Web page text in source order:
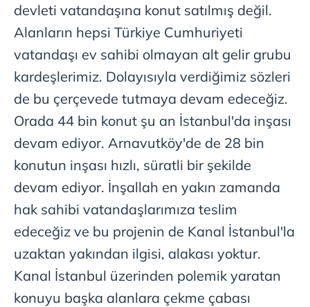
devleti vatandaşına konut satılmış değil.
Alanların hepsi Türkiye Cumhuriyeti
vatandaşı ev sahibi olmayan alt gelir grubu
kardeşlerimiz. Dolayısıyla verdiğimiz sözleri
de bu çerçevede tutmaya devam edeceğiz.
Orada 44 bin konut şu an İstanbul'da inşası
devam ediyor. Arnavutköy'de de 28 bin
konutun inşası hızlı, süratli bir şekilde
devam ediyor. İnşallah en yakın zamanda
hak sahibi vatandaşlarımıza teslim
edeceğiz ve bu projenin de Kanal İstanbul'la
uzaktan yakından ilgisi, alakası yoktur.
Kanal İstanbul üzerinden polemik yaratan
konuyu başka alanlara çekme çabası